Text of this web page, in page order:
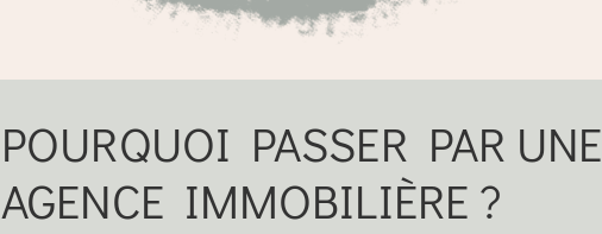
POURQUOI PASSER PAR UNE
AGENCE IMMOBILIÈRE ?